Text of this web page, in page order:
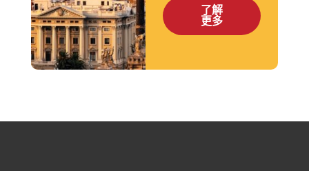
了解
更多